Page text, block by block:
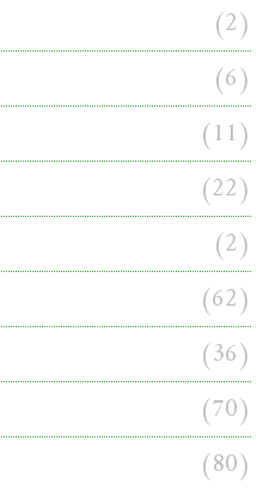
(2)
(6)
(11)
(22)
(2)
(62)
(36)
(70)
(80)